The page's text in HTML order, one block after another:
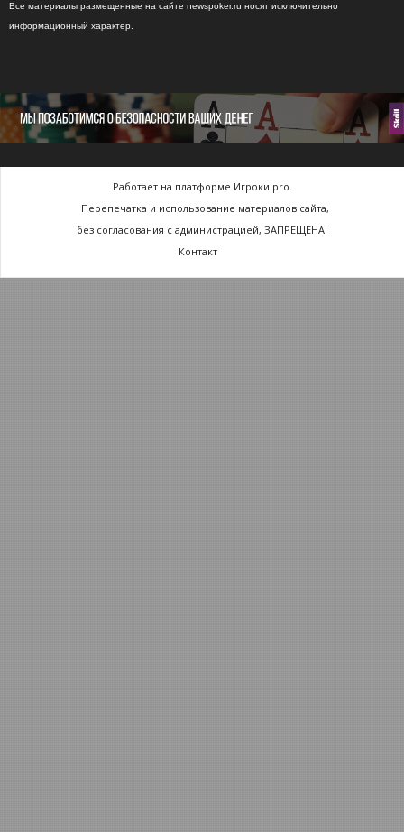
Все материалы размещенные на сайте newspoker.ru носят исключительно
информационный характер.
Работает на платформе Игроки.pro.
Перепечатка и использование материалов сайта,
без согласования с администрацией, ЗАПРЕЩЕНА!
Контакт